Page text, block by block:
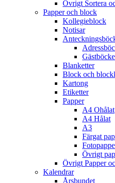
Övrigt Sortera
Papper och block
Kollegieblock
Notisar
Blanketter
Block och
Kartong
Etiketter
Papper
A4 Ohålat
A4 Hålat
A3
Färgat
Övrigt
Övrigt Papper
Kalendrar
Årsbundet